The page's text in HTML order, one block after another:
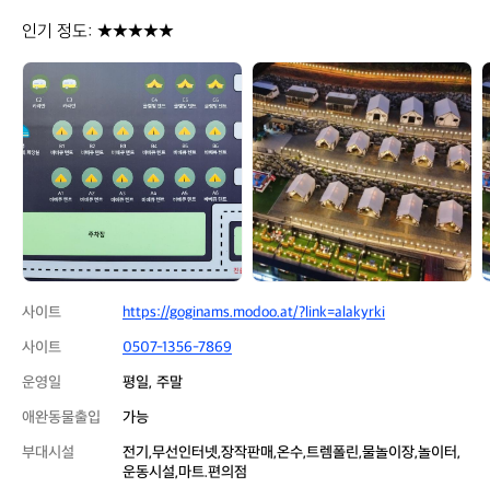
인기 정도: ★★★★★
고
든
남
글
램
셀
바
베
큐
고
든
남
글
램
핑
&
셀
프
바
베
큐
사이트
https://goginams.modoo.at/?link=alakyrki
사이트
0507-1356-7869
운영일
평일, 주말
애완동물출입
가능
부대시설
전기,무선인터넷,장작판매,온수,트렘폴린,물놀이장,놀이터,
운동시설,마트.편의점